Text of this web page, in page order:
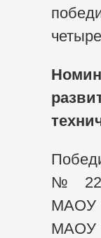
№ 22
МАОУ